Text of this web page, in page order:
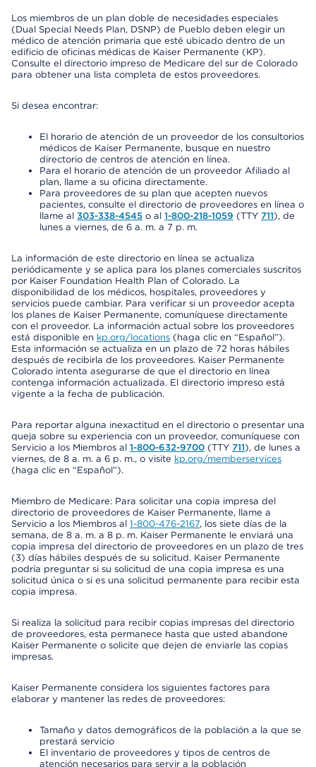
Los miembros de un plan doble de necesidades especiales
(Dual Special Needs Plan, DSNP) de Pueblo deben elegir un
médico de atención primaria que esté ubicado dentro de un
edificio de oficinas médicas de Kaiser Permanente (KP).
Consulte el directorio impreso de Medicare del sur de Colorado
para obtener una lista completa de estos proveedores.
Si desea encontrar:
El horario de atención de un proveedor de los consultorios
médicos de Kaiser Permanente, busque en nuestro
directorio de centros de atención en línea.
Para el horario de atención de un proveedor Afiliado al
plan, llame a su oficina directamente.
Para proveedores de su plan que acepten nuevos
pacientes, consulte el directorio de proveedores en línea o
llame al 303-338-4545 o al 1-800-218-1059 (TTY 711), de
lunes a viernes, de 6 a. m. a 7 p. m.
La información de este directorio en línea se actualiza
periódicamente y se aplica para los planes comerciales suscritos
por Kaiser Foundation Health Plan of Colorado. La
disponibilidad de los médicos, hospitales, proveedores y
servicios puede cambiar. Para verificar si un proveedor acepta
los planes de Kaiser Permanente, comuníquese directamente
con el proveedor. La información actual sobre los proveedores
está disponible en kp.org/locations (haga clic en “Español”).
Esta información se actualiza en un plazo de 72 horas hábiles
después de recibirla de los proveedores. Kaiser Permanente
Colorado intenta asegurarse de que el directorio en línea
contenga información actualizada. El directorio impreso está
vigente a la fecha de publicación.
Para reportar alguna inexactitud en el directorio o presentar una
queja sobre su experiencia con un proveedor, comuníquese con
Servicio a los Miembros al 1-800-632-9700 (TTY 711), de lunes a
viernes, de 8 a. m. a 6 p. m., o visite kp.org/memberservices
(haga clic en “Español”).
Miembro de Medicare: Para solicitar una copia impresa del
directorio de proveedores de Kaiser Permanente, llame a
Servicio a los Miembros al 1-800-476-2167, los siete días de la
semana, de 8 a. m. a 8 p. m. Kaiser Permanente le enviará una
copia impresa del directorio de proveedores en un plazo de tres
(3) días hábiles después de su solicitud. Kaiser Permanente
podría preguntar si su solicitud de una copia impresa es una
solicitud única o si es una solicitud permanente para recibir esta
copia impresa.
Si realiza la solicitud para recibir copias impresas del directorio
de proveedores, esta permanece hasta que usted abandone
Kaiser Permanente o solicite que dejen de enviarle las copias
impresas.
Kaiser Permanente considera los siguientes factores para
elaborar y mantener las redes de proveedores:
Tamaño y datos demográficos de la población a la que se
prestará servicio
El inventario de proveedores y tipos de centros de
atención necesarios para servir a la población